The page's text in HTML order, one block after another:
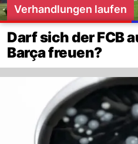
Verhandlungen laufen
Darf sich der FCB
Barça freuen?